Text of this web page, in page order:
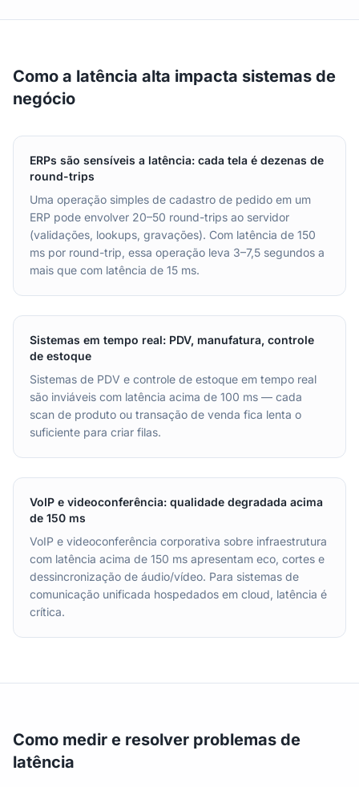
Como a latência alta impacta sistemas de
negócio
ERPs são sensíveis a latência: cada tela é dezenas de
round-trips
Uma operação simples de cadastro de pedido em um
ERP pode envolver 20–50 round-trips ao servidor
(validações, lookups, gravações). Com latência de 150
ms por round-trip, essa operação leva 3–7,5 segundos a
mais que com latência de 15 ms.
Sistemas em tempo real: PDV, manufatura, controle
de estoque
Sistemas de PDV e controle de estoque em tempo real
são inviáveis com latência acima de 100 ms — cada
scan de produto ou transação de venda fica lenta o
suficiente para criar filas.
VoIP e videoconferência: qualidade degradada acima
de 150 ms
VoIP e videoconferência corporativa sobre infraestrutura
com latência acima de 150 ms apresentam eco, cortes e
dessincronização de áudio/vídeo. Para sistemas de
comunicação unificada hospedados em cloud, latência é
crítica.
Como medir e resolver problemas de
latência